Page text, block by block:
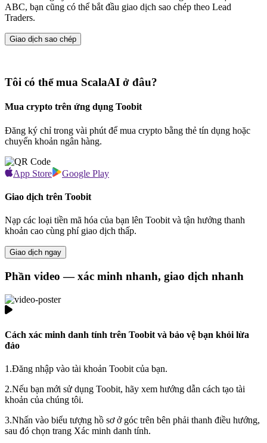
ABC, bạn cũng có thể bắt đầu giao dịch sao chép theo Lead
Traders.
Giao dịch sao chép
Tôi có thể mua ScalaAI ở đâu?
Mua crypto trên ứng dụng Toobit
Đăng ký chỉ trong vài phút để mua crypto bằng thẻ tín dụng hoặc
chuyển khoản ngân hàng.
App Store Google Play
Giao dịch trên Toobit
Nạp các loại tiền mã hóa của bạn lên Toobit và tận hưởng thanh
khoản cao cùng phí giao dịch thấp.
Giao dịch ngay
Phần video — xác minh nhanh, giao dịch nhanh
Cách xác minh danh tính trên Toobit và bảo vệ bạn khỏi lừa
đảo
1.Đăng nhập vào tài khoản Toobit của bạn.
2.Nếu bạn mới sử dụng Toobit, hãy xem hướng dẫn cách tạo tài
khoản của chúng tôi.
3.Nhấn vào biểu tượng hồ sơ ở góc trên bên phải thanh điều hướng,
sau đó chọn trang Xác minh danh tính.